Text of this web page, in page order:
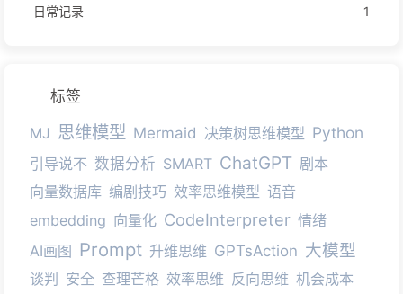
日常记录
1
标签
MJ 思维模型 Mermaid 决策树思维模型 Python
引导说不 数据分析 SMART ChatGPT 剧本
向量数据库 编剧技巧 效率思维模型 语音
embedding 向量化 CodeInterpreter 情绪
AI画图 Prompt 升维思维 GPTsAction 大模型
谈判 安全 查理芒格 效率思维 反向思维 机会成本